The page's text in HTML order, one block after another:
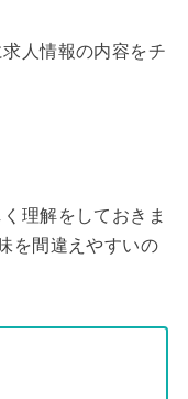
人情報の内容をチ
理解をしておきま
を間違えやすいの